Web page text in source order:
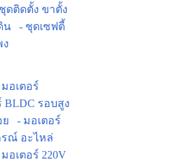
ดติดตั้ง ขาตั้ง
น
- ชุดเซฟตี้
ง
มอเตอร์
BLDC รอบสูง
ย
- มอเตอร์
ณ์ อะไหล่
มอเตอร์ 220V